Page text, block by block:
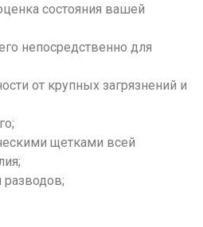
состояния вашей
непосредственно для
от крупных загрязнений и
щетками всей